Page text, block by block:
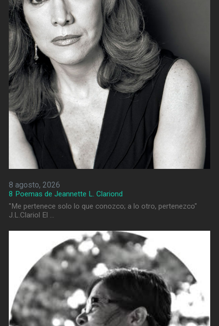
8 agosto, 2026
8 Poemas de Jeannette L. Clariond
"Me pertenece solo lo que conozco; a lo otro, pertenezco"
J.L.Clariol El …